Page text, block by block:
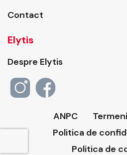
Contact
Elytis
Despre Elytis
ANPC
Politica de
Politica de